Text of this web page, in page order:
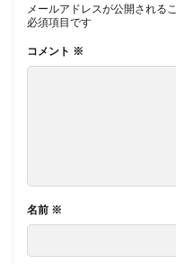
メールアドレスが公開される
必須項目です
コメント ※
名前 ※